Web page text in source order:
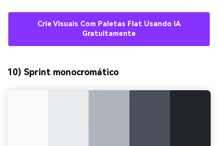
Crie Visuais Com Paletas Flat Usando IA
Gratuitamente
10) Sprint monocromático